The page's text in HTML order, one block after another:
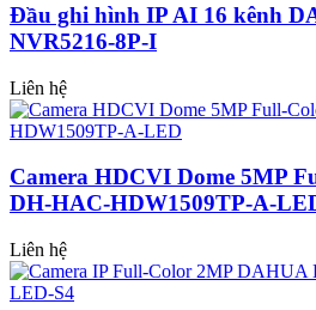
Đầu ghi hình IP AI 16 kênh
NVR5216-8P-I
Liên hệ
Camera HDCVI Dome 5MP
DH-HAC-HDW1509TP-A-
Liên hệ